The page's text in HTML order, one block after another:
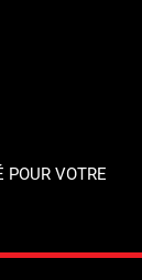
POUR VOTRE